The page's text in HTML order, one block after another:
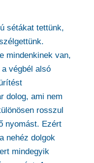
sétákat tettünk,
mindenkinek van,
végbél alsó
dolog, ami nem
rosszul
nyomást. Ezért
nehéz dolgok
mindegyik